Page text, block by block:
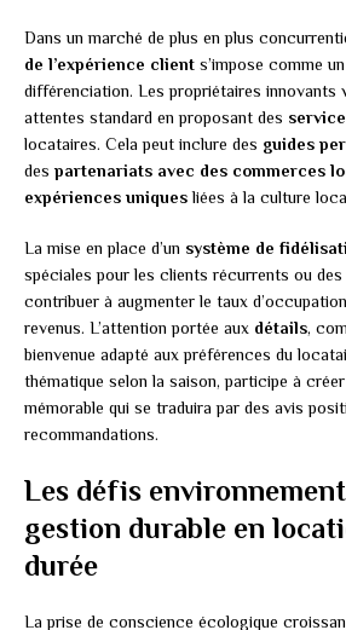
Dans un marché de plus en plus
de l’expérience client s’impose comme
différenciation. Les propriétaires innovants
attentes standard en proposant des
locataires. Cela peut inclure des guides
des partenariats avec des commerces
expériences uniquesliées à la culture
La mise en place d’un système de
spéciales pour les clients récurrents ou
contribuer à augmenter le taux
revenus. L’attention portée aux détails,
bienvenue adapté aux préférences du
thématique selon la saison, participe à
mémorable qui se traduira par des avis
recommandations.
Les défis
gestion durable en
durée
La prise de conscience écologique